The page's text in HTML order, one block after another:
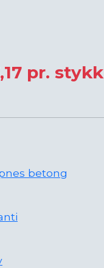
pr. stykk
betong